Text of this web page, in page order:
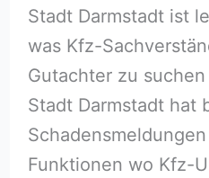
Stadt Darmstadt ist
was Kfz-
Gutachter zu
Stadt Darmstadt hat
Funktionen wo Kfz-